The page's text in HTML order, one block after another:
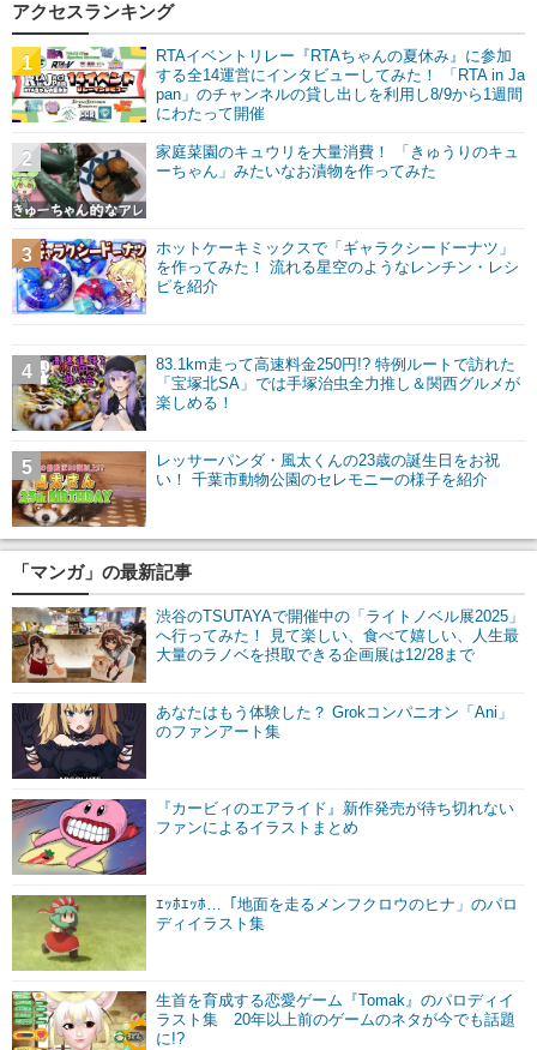
アクセスランキング
RTAイベントリレー『RTAちゃんの夏休み』に参加
する全14運営にインタビューしてみた！ 「RTA in Ja
pan」のチャンネルの貸し出しを利用し8/9から1週間
にわたって開催
1
家庭菜園のキュウリを大量消費！ 「きゅうりのキュ
ーちゃん」みたいなお漬物を作ってみた
2
ホットケーキミックスで「ギャラクシードーナツ」
を作ってみた！ 流れる星空のようなレンチン・レシ
ピを紹介
3
83.1km走って高速料金250円!? 特例ルートで訪れた
「宝塚北SA」では手塚治虫全力推し＆関西グルメが
楽しめる！
4
レッサーパンダ・風太くんの23歳の誕生日をお祝
い！ 千葉市動物公園のセレモニーの様子を紹介
5
「マンガ」の最新記事
渋谷のTSUTAYAで開催中の「ライトノベル展2025」
へ行ってみた！ 見て楽しい、食べて嬉しい、人生最
大量のラノベを摂取できる企画展は12/28まで
あなたはもう体験した？ Grokコンパニオン「Ani」
のファンアート集
『カービィのエアライド』新作発売が待ち切れない
ファンによるイラストまとめ
ｴｯﾎｴｯﾎ…「地面を走るメンフクロウのヒナ」のパロ
ディイラスト集
生首を育成する恋愛ゲーム『Tomak』のパロディイ
ラスト集 20年以上前のゲームのネタが今でも話題
に!?